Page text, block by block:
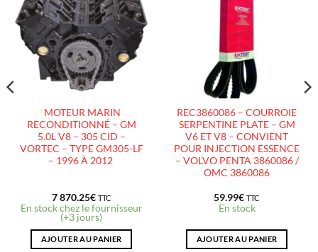
À LA
LISTE
D’ENVIES
MOTEUR MARIN
RECONDITIONNÉ – GM
5.0L V8 – 305 CID –
VORTEC – TYPE GM305-LF
– 1996 À 2012
7 870.25€ TTC
En stock chez le fournisseur
(+3 jours)
AJOUTER AU PANIER
REC3860086 – COURROIE
SERPENTINE PLATE – GM
V6 ET V8 – CONVIENT
POUR INJECTION ESSENCE
– VOLVO PENTA 3860086 /
OMC 3860086
59.99€ TTC
En stock
AJOUTER AU PANIER